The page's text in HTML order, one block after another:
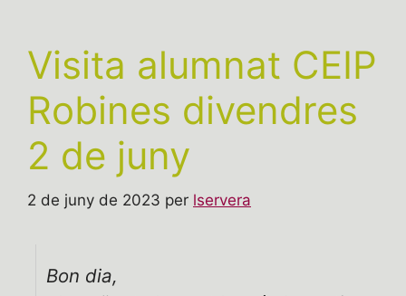
Visita alumnat CEIP
Robines divendres
2 de juny
2 de juny de 2023 per lservera
Bon dia,